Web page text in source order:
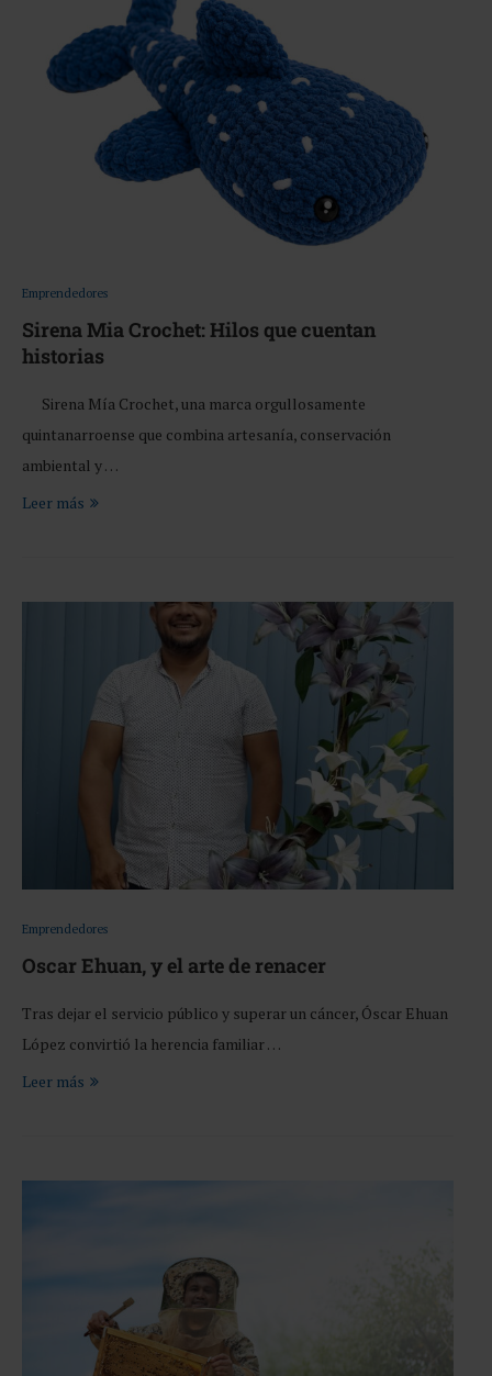
Emprendedores
Sirena Mia Crochet: Hilos que cuentan
historias
Sirena Mía Crochet, una marca orgullosamente
quintanarroense que combina artesanía, conservación
ambiental y …
Leer más
Emprendedores
Oscar Ehuan, y el arte de renacer
Tras dejar el servicio público y superar un cáncer, Óscar Ehuan
López convirtió la herencia familiar …
Leer más